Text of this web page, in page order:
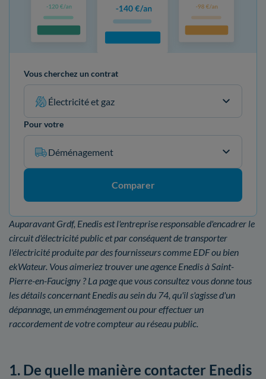
Vous cherchez un contrat
Électricité et gaz
Pour votre
Déménagement
Comparer
Auparavant Grdf, Enedis est l'entreprise responsable d'encadrer le
circuit d'électricité public et par conséquent de transporter
l'électricité produite par des fournisseurs comme EDF ou bien
ekWateur. Vous aimeriez trouver une agence Enedis à Saint-
Pierre-en-Faucigny ? La page que vous consultez vous donne tous
les détails concernant Enedis au sein du 74, qu'il s'agisse d'un
dépannage, un emménagement ou pour effectuer un
raccordement de votre compteur au réseau public.
1. De quelle manière contacter Enedis